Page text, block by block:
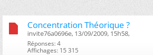
Concentration Théorique ?
invite76a0696e, 13/09/2009, 15h58, ‎
Réponses: 4
Affichages: 15 315